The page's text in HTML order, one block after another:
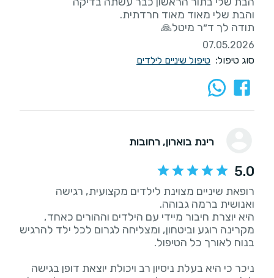
תודה לך ד״ר מיטל🙏
07.05.2026
סוג טיפול: טיפול שיניים לילדים
רינת בוארון, רחובות
5.0
רופאת שיניים מצוינת לילדים מקצועית, רגישה
היא יוצרת חיבור מיידי עם הילדים וההורים כאחד,
מקרינה רוגע וביטחון, ומצליחה לגרום לכל ילד להרגיש
ניכר כי היא בעלת ניסיון רב ויכולת יוצאת דופן בגישה